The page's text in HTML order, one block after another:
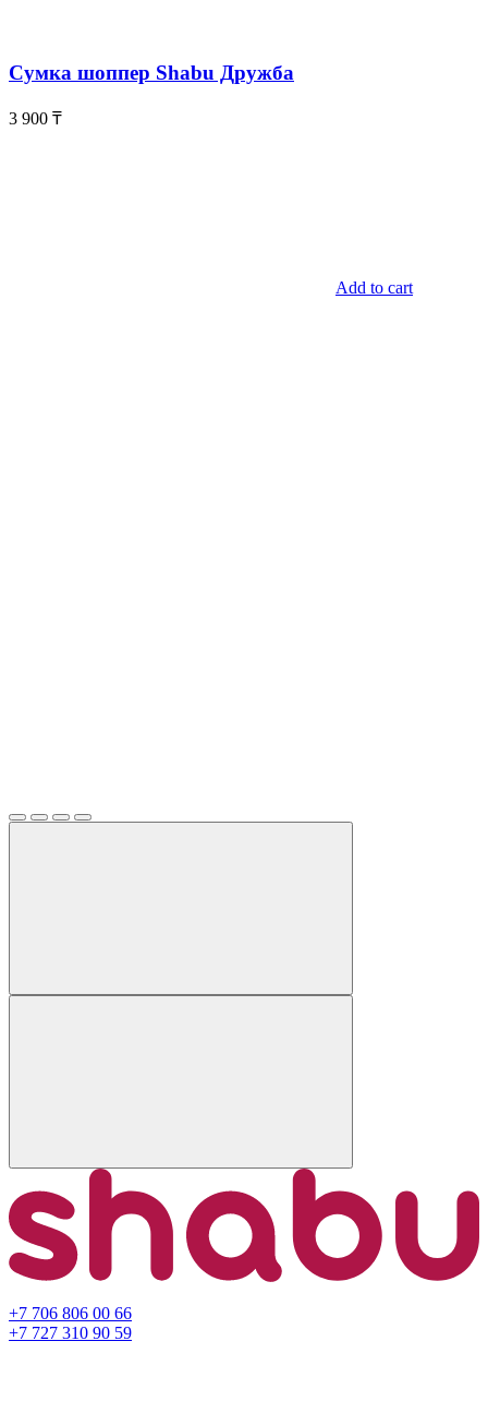
Сумка шоппер Shabu Дружба
3 900 ₸
Add to cart
+7 706 806 00 66
+7 727 310 90 59